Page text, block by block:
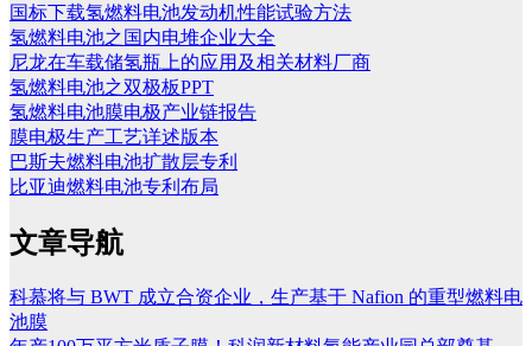
国标下载氢燃料电池发动机性能试验方法
氢燃料电池之国内电堆企业大全
尼龙在车载储氢瓶上的应用及相关材料厂商
氢燃料电池之双极板PPT
氢燃料电池膜电极产业链报告
膜电极生产工艺详述版本
巴斯夫燃料电池扩散层专利
比亚迪燃料电池专利布局
文章导航
科慕将与 BWT 成立合资企业，生产基于 Nafion 的重型燃料电
池膜